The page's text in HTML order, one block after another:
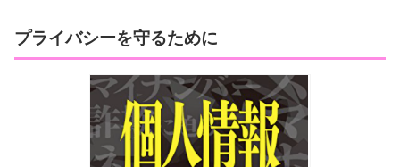
プライバシーを守るために